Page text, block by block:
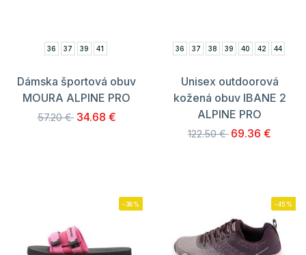
36 37 39 41
Dámska športová obuv
MOURA ALPINE PRO
57.20 € 34.68 €
36 37 38 39 40 42 44
Unisex outdoorová
kožená obuv IBANE 2
ALPINE PRO
122.50 € 69.36 €
-38% -45%